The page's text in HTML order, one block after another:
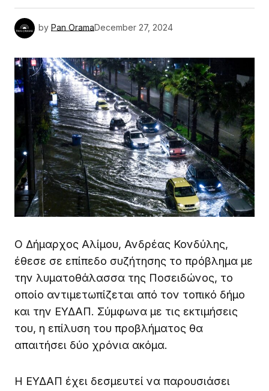
by Pan OramaDecember 27, 2024
Ο Δήμαρχος Αλίμου, Ανδρέας Κονδύλης,
έθεσε σε επίπεδο συζήτησης το πρόβλημα με
την λυματοθάλασσα της Ποσειδώνος, το
οποίο αντιμετωπίζεται από τον τοπικό δήμο
και την ΕΥΔΑΠ. Σύμφωνα με τις εκτιμήσεις
του, η επίλυση του προβλήματος θα
απαιτήσει δύο χρόνια ακόμα.
Η ΕΥΔΑΠ έχει δεσμευτεί να παρουσιάσει